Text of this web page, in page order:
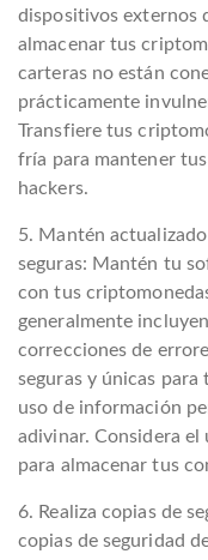
dispositivos externos
almacenar tus
carteras no están
prácticamente
Transfiere tus
fría para mantener
hackers.
5. Mantén
seguras: Mantén tu
con tus
generalmente
correcciones de
seguras y únicas para
uso de información
adivinar. Considera el
para almacenar tus
6. Realiza copias de
copias de seguridad